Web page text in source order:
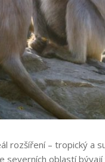
rozšíření – tropický a
oblastí